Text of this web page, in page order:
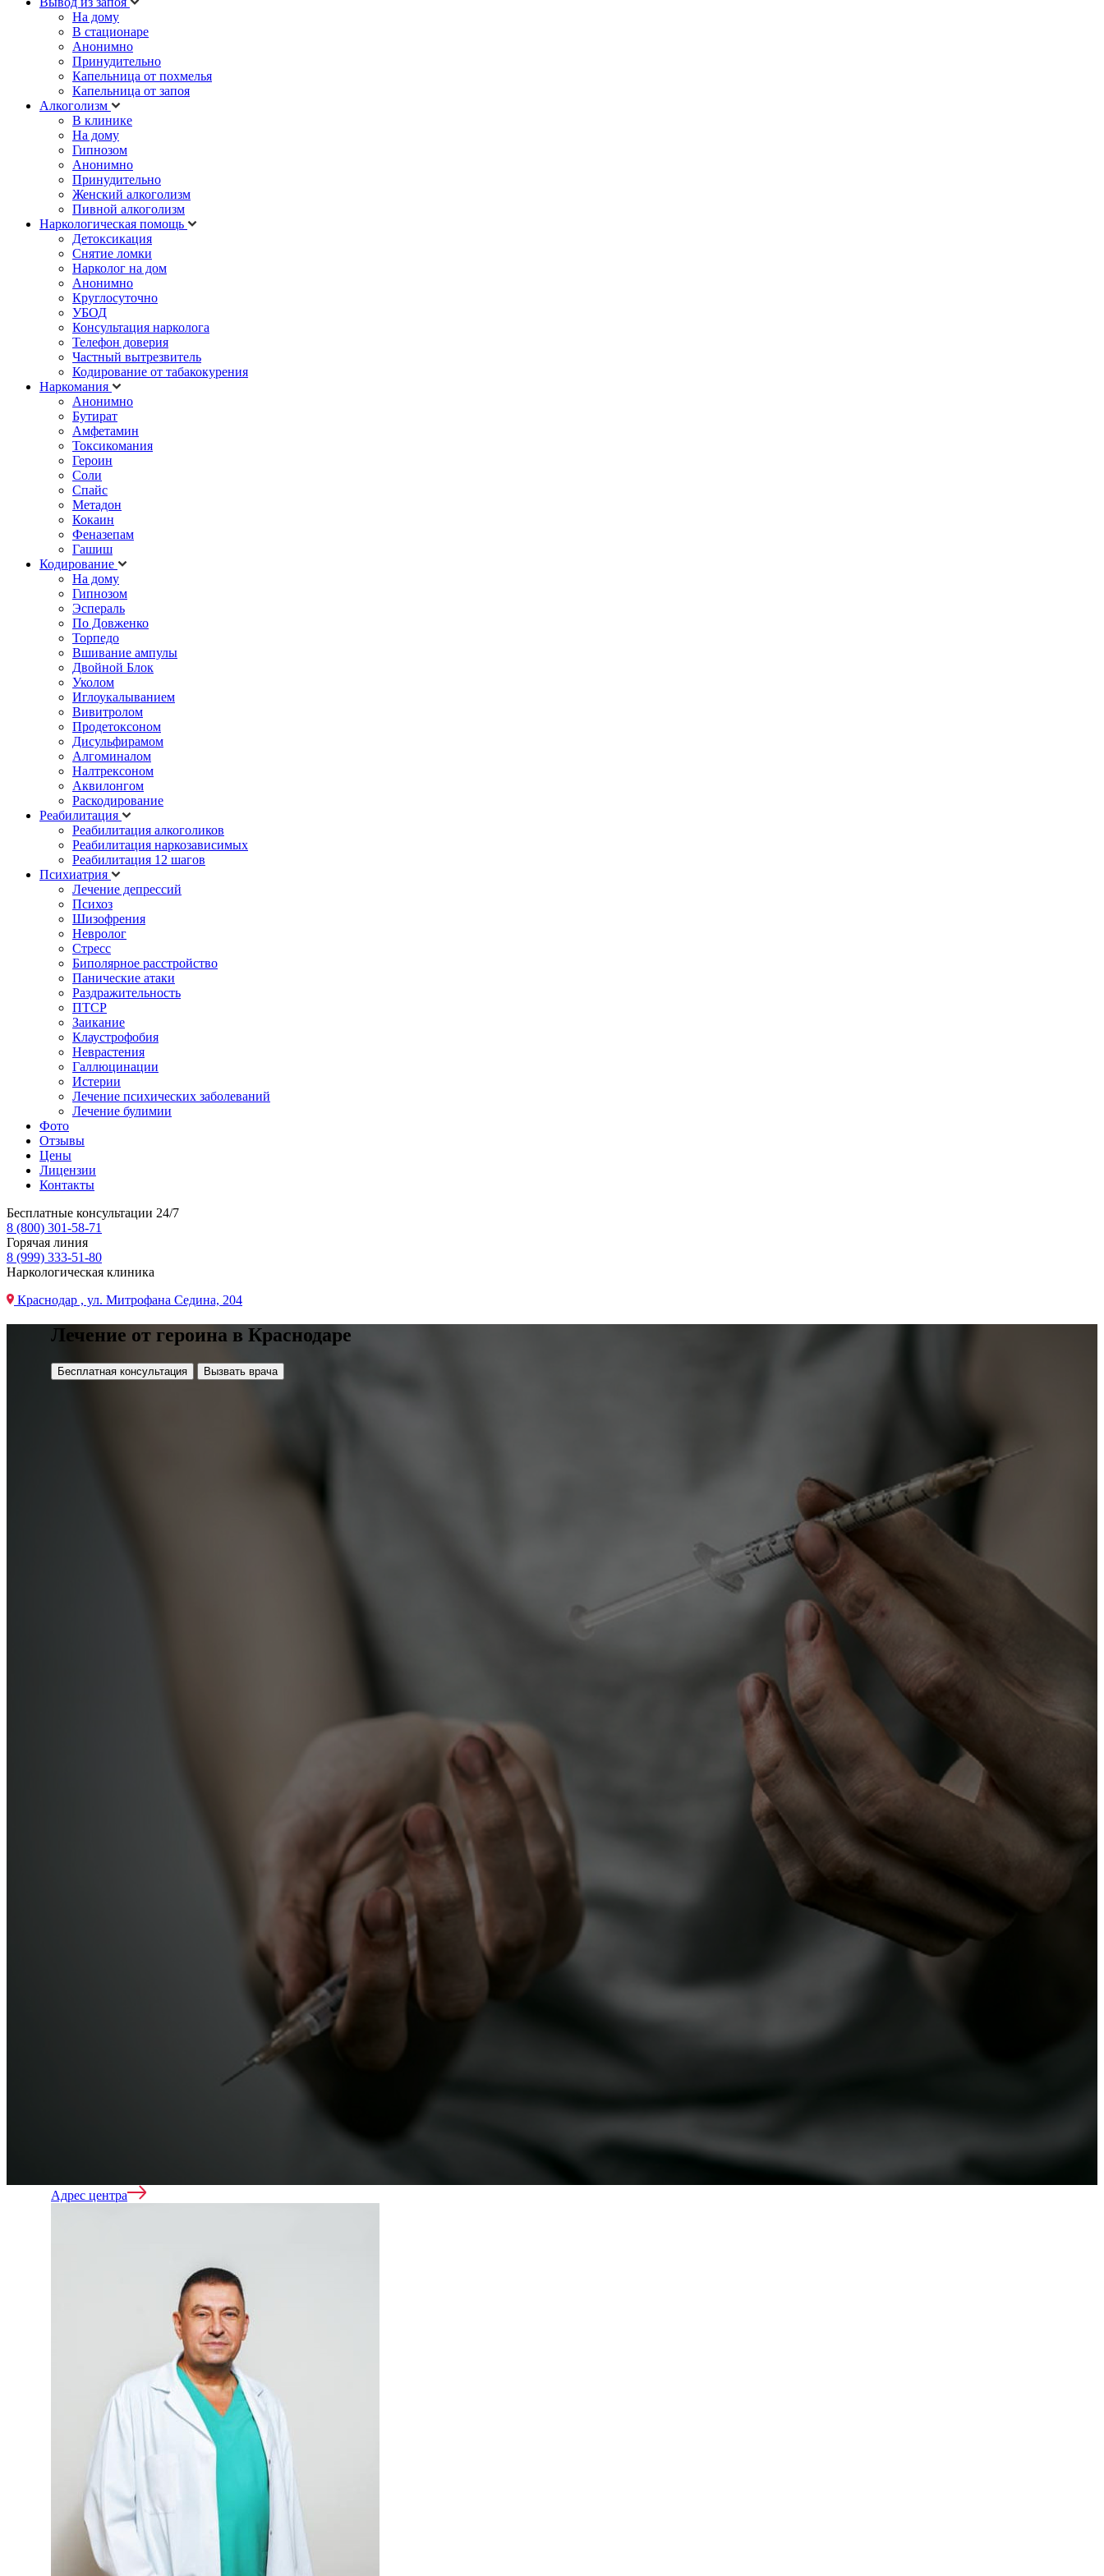
На дому
В стационаре
Анонимно
Принудительно
Капельница от похмелья
Капельница от запоя
Алкоголизм
В клинике
На дому
Гипнозом
Анонимно
Принудительно
Женский алкоголизм
Пивной алкоголизм
Наркологическая помощь
Детоксикация
Снятие ломки
Нарколог на дом
Анонимно
Круглосуточно
УБОД
Консультация нарколога
Телефон доверия
Частный вытрезвитель
Кодирование от табакокурения
Наркомания
Анонимно
Бутират
Амфетамин
Токсикомания
Героин
Соли
Спайс
Метадон
Кокаин
Феназепам
Гашиш
Кодирование
На дому
Гипнозом
Эспераль
По Довженко
Торпедо
Вшивание ампулы
Двойной Блок
Уколом
Иглоукалыванием
Вивитролом
Продетоксоном
Дисульфирамом
Алгоминалом
Налтрексоном
Аквилонгом
Раскодирование
Реабилитация
Реабилитация алкоголиков
Реабилитация наркозависимых
Реабилитация 12 шагов
Психиатрия
Лечение депрессий
Психоз
Шизофрения
Невролог
Стресс
Биполярное расстройство
Панические атаки
Раздражительность
ПТСР
Заикание
Клаустрофобия
Неврастения
Галлюцинации
Истерии
Лечение психических заболеваний
Лечение булимии
Фото
Отзывы
Цены
Лицензии
Контакты
Бесплатные консультации 24/7
8 (800) 301-58-71
Горячая линия
8 (999) 333-51-80
Наркологическая клиника
Краснодар , ул. Митрофана Седина, 204
Лечение от героина в Краснодаре
Бесплатная консультация Вызвать врача
Адрес центра